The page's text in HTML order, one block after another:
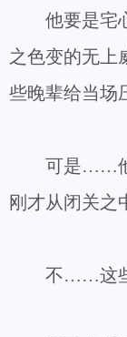
他要是宅心
之色变的无上
些晚辈给当场
可是……他
刚才从闭关之
不……这些